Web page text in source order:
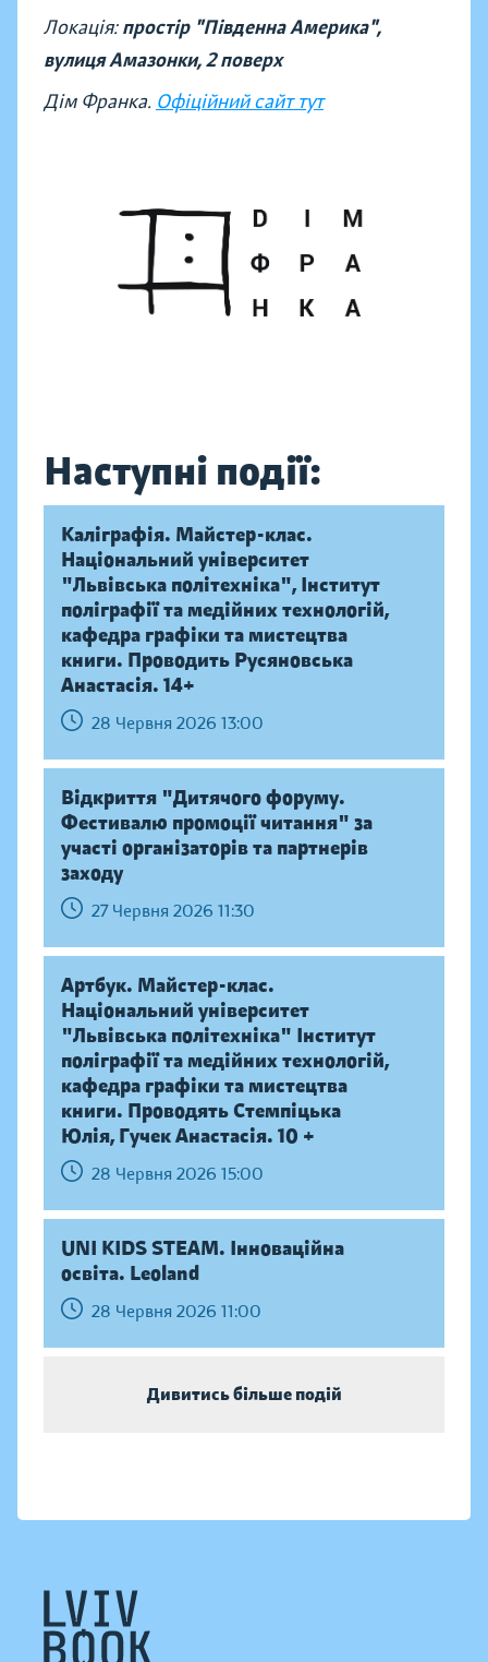
Локація:простір "Південна Америка",
вулиця Амазонки, 2 поверх
Дім Франка. Офіційний сайт тут
Наступні події:
Каліграфія. Майстер-клас.
Національний університет
"Львівська політехніка", Інститут
поліграфії та медійних технологій,
кафедра графіки та мистецтва
книги. Проводить Русяновська
Анастасія. 14+
28 Червня 2026 13:00
Відкриття "Дитячого форуму.
Фестивалю промоції читання" за
участі організаторів та партнерів
заходу
27 Червня 2026 11:30
Артбук. Майстер-клас.
Національний університет
"Львівська політехніка" Інститут
поліграфії та медійних технологій,
кафедра графіки та мистецтва
книги. Проводять Стемпіцька
Юлія, Гучек Анастасія. 10 +
28 Червня 2026 15:00
UNI KIDS STEAM. Інноваційна
освіта. Leoland
28 Червня 2026 11:00
Дивитись більше подій